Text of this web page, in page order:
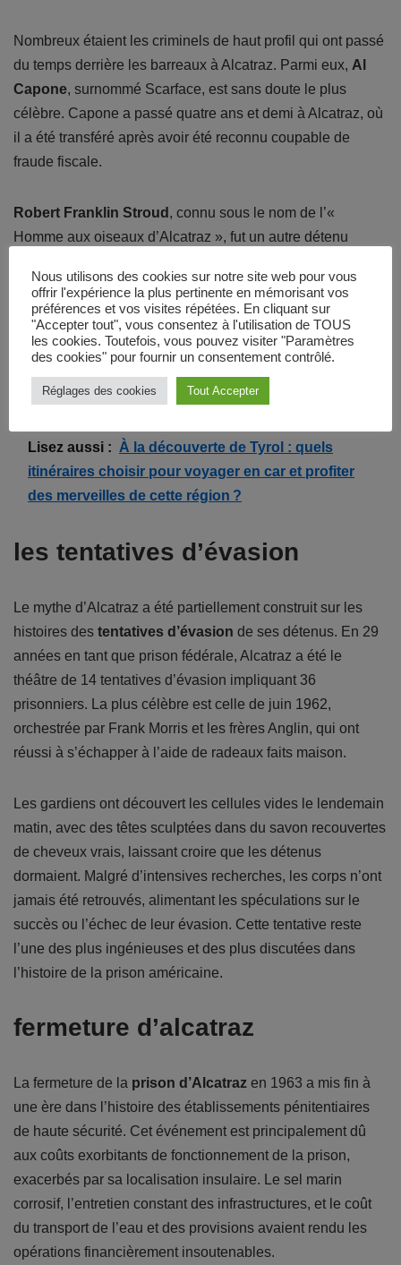
Nombreux étaient les criminels de haut profil qui ont passé
du temps derrière les barreaux à Alcatraz. Parmi eux, Al
Capone, surnommé Scarface, est sans doute le plus
célèbre. Capone a passé quatre ans et demi à Alcatraz, où
il a été transféré après avoir été reconnu coupable de
fraude fiscale.
Robert Franklin Stroud , connu sous le nom de l’«
Homme aux oiseaux d’Alcatraz », fut un autre détenu
garder des oiseaux pendant son incarcération à Alcatraz.
C’est son intérêt pour l’ornithologie pendant son séjour
dans une autre prison qui lui a valu ce surnom. Stroud
passa 17 ans à Alcatraz, où sa réputation de difficulté et de
dangerosité le suivit.
Lisez aussi : À la découverte de Tyrol : quels
itinéraires choisir pour voyager en car et profiter
des merveilles de cette région ?
les tentatives d’évasion
Le mythe d’Alcatraz a été partiellement construit sur les
histoires des tentatives d’évasion de ses détenus. En 29
années en tant que prison fédérale, Alcatraz a été le
théâtre de 14 tentatives d’évasion impliquant 36
prisonniers. La plus célèbre est celle de juin 1962,
orchestrée par Frank Morris et les frères Anglin, qui ont
réussi à s’échapper à l’aide de radeaux faits maison.
Les gardiens ont découvert les cellules vides le lendemain
matin, avec des têtes sculptées dans du savon recouvertes
de cheveux vrais, laissant croire que les détenus
dormaient. Malgré d’intensives recherches, les corps n’ont
jamais été retrouvés, alimentant les spéculations sur le
succès ou l’échec de leur évasion. Cette tentative reste
l’une des plus ingénieuses et des plus discutées dans
l’histoire de la prison américaine.
fermeture d’alcatraz
La fermeture de la prison d’Alcatraz en 1963 a mis fin à
une ère dans l’histoire des établissements pénitentiaires
de haute sécurité. Cet événement est principalement dû
aux coûts exorbitants de fonctionnement de la prison,
exacerbés par sa localisation insulaire. Le sel marin
corrosif, l’entretien constant des infrastructures, et le coût
du transport de l’eau et des provisions avaient rendu les
opérations financièrement insoutenables.
Nous utilisons des cookies sur notre site web pour vous
offrir l'expérience la plus pertinente en mémorisant vos
préférences et vos visites répétées. En cliquant sur
"Accepter tout", vous consentez à l'utilisation de TOUS
les cookies. Toutefois, vous pouvez visiter "Paramètres
des cookies" pour fournir un consentement contrôlé.
Réglages des cookies Tout Accepter